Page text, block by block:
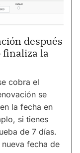
después
finaliza la
cobra el
se
la fecha en
si tienes
de 7 días.
fecha de